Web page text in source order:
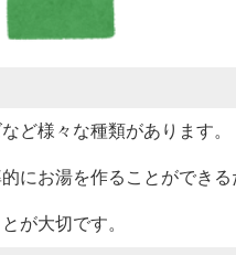
ど様々な種類があります。
にお湯を作ることができる
が大切です。